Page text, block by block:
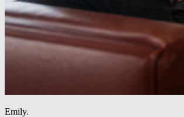
Emily.